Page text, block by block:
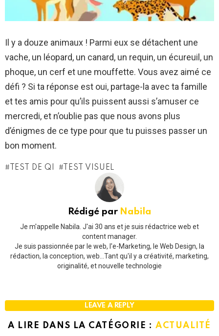
Il y a douze animaux ! Parmi eux se détachent une
vache, un léopard, un canard, un requin, un écureuil, un
phoque, un cerf et une mouffette. Vous avez aimé ce
défi ? Si ta réponse est oui, partage-la avec ta famille
et tes amis pour qu’ils puissent aussi s’amuser ce
mercredi, et n’oublie pas que nous avons plus
d’énigmes de ce type pour que tu puisses passer un
bon moment.
TEST DE QI TEST VISUEL
Rédigé par Nabila
Je m'appelle Nabila. J'ai 30 ans et je suis rédactrice web et
content manager.
Je suis passionnée par le web, l'e-Marketing, le Web Design, la
rédaction, la conception, web...Tant qu'il y a créativité, marketing,
originalité, et nouvelle technologie
LEAVE A REPLY
A LIRE DANS LA CATÉGORIE : ACTUALITÉ